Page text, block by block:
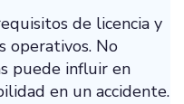
de licencia y
operativos. No
puede influir en
en un accidente.